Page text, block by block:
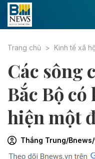
Trang chủ Kinh tế xã
Các sông
Bắc Bộ
hiện một
Thắng Trung/